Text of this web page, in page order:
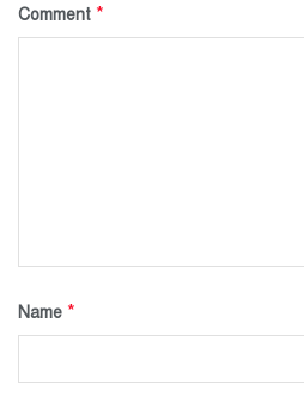
Comment *
Name *